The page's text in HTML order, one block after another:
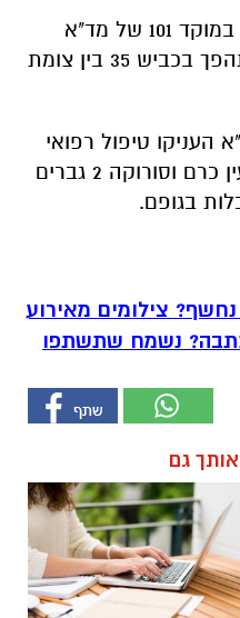
בשעה 21:43 התקבל דיווח במוקד 101 של מד"א
במרחב לכיש על רכב שהתהפך בכביש 35 בין צומת
העניקו טיפול רפואי
ופינו לבתי החולים הדסה עין כרם וסורוקה 2 גברים
צילומים מאירוע
נשמח שתשתפו
אותך גם